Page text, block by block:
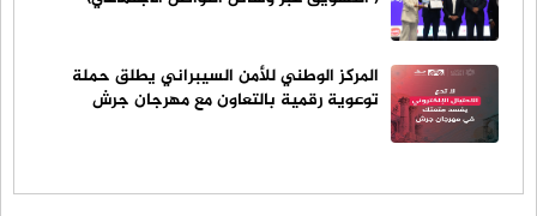
المركز الوطني للأمن السيبراني يطلق حملة
توعوية رقمية بالتعاون مع مهرجان جرش